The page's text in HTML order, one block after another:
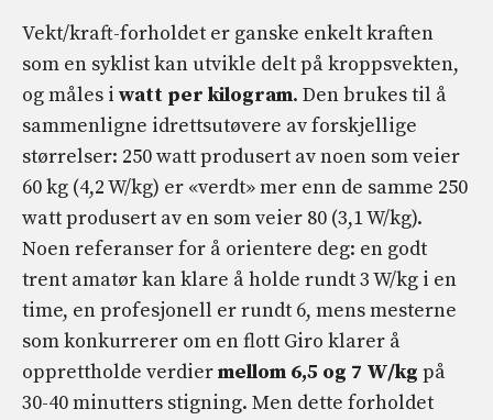
Vekt/kraft-forholdet er ganske enkelt kraften
som en syklist kan utvikle delt på kroppsvekten,
og måles i watt per kilogram. Den brukes til å
sammenligne idrettsutøvere av forskjellige
størrelser: 250 watt produsert av noen som veier
60 kg (4,2 W/kg) er «verdt» mer enn de samme 250
watt produsert av en som veier 80 (3,1 W/kg).
Noen referanser for å orientere deg: en godt
trent amatør kan klare å holde rundt 3 W/kg i en
time, en profesjonell er rundt 6, mens mesterne
som konkurrerer om en flott Giro klarer å
opprettholde verdiermellom 6,5 og 7 W/kg på
30-40 minutters stigning. Men dette forholdet